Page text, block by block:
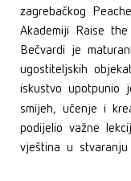
zagrebačkog
Akademiji Raise
Bečvardi je
ugostiteljskih
iskustvo upotpunio
smijeh, učenje i
podijelio važne
vještina u stvaranju